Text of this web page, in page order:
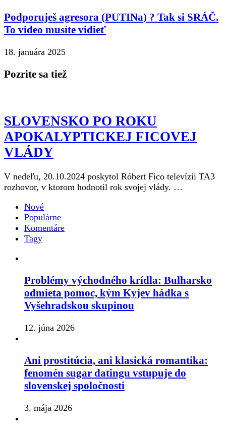
Podporuješ agresora (PUTINa) ? Tak si SRÁČ.
To video musíte vidieť
18. januára 2025
Pozrite sa tiež
SLOVENSKO PO ROKU
APOKALYPTICKEJ FICOVEJ
VLÁDY
V nedeľu, 20.10.2024 poskytol Róbert Fico televízii TA3
rozhovor, v ktorom hodnotil rok svojej vlády. …
Nové
Populárne
Komentáre
Tagy
Problémy východného krídla: Bulharsko
odmieta pomoc, kým Kyjev hádka s
Vyšehradskou skupinou
12. júna 2026
Ani prostitúcia, ani klasická romantika:
fenomén sugar datingu vstupuje do
slovenskej spoločnosti
3. mája 2026